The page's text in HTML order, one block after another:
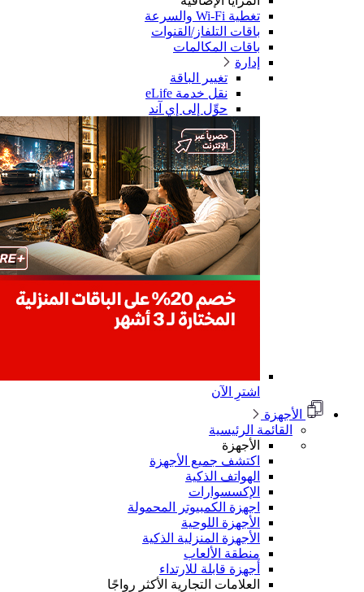
باقات التلفاز/القنوات
باقات المكالمات
تغيير الباقة
نقل خدمة eLife
حوِّل إلى إي آند
الأجهزة
القائمة الرئيسية
الأجهزة
اكتشف جميع الأجهزة
الهواتف الذكية
الإكسسوارات
اجهزة الكمبيوتر المحمولة
الأجهزة اللوحية
الأجهزة المنزلية الذكية
منطقة الألعاب
أجهزة قابلة للارتداء
العلامات التجارية الأكثر رواجًا